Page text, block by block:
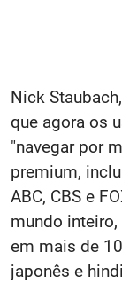
Nick
que agora os
"navegar por
premium,
ABC, CBS e
mundo
em mais de
japonês e